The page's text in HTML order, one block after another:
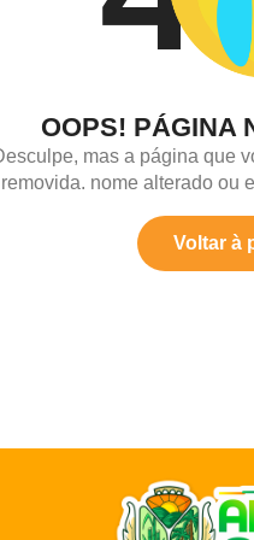
OOPS! PÁGINA
mas a página que
removida. nome alterado ou
Voltar à